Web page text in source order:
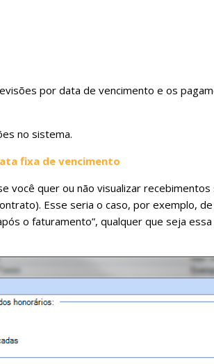
por data de vencimento e os
no sistema.
fixa de vencimento
você quer ou não visualizar
Esse seria o caso, por exemplo,
o faturamento”, qualquer que seja